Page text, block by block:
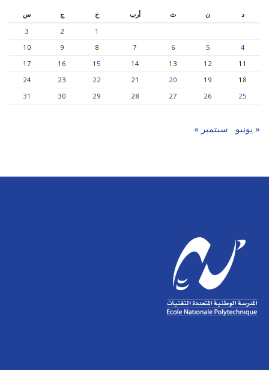
د ن ث أرب خ ج
س
1
2
3
4
5
6
7
8
9
10
11
12
13
14
15
16
17
18
19
20
21
22
23
24
25
26
27
28
29
30
31
« يونيو سبتمبر »